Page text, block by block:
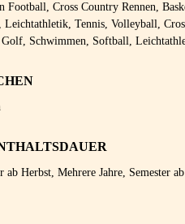
Football, Cross Country Rennen,
Leichtathletik, Tennis, Volleyball,
Schwimmen, Softball,
ab Herbst, Mehrere Jahre, Semester